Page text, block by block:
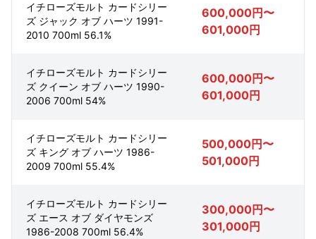
イチローズモルト カードシリー
ズ ジャック オブ ハーツ 1991-
2010 700ml 56.1%
600,000円〜
601,000円
イチローズモルト カードシリー
ズ クイーン オブ ハーツ 1990-
2006 700ml 54%
600,000円〜
601,000円
イチローズモルト カードシリー
ズ キング オブ ハーツ 1986-
2009 700ml 55.4%
500,000円〜
501,000円
イチローズモルト カードシリー
ズ エース オブ ダイヤモンズ
1986-2008 700ml 56.4%
300,000円〜
301,000円